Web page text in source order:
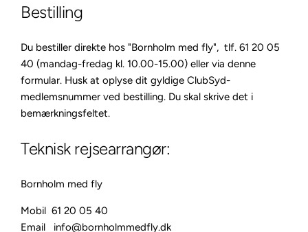
Bestilling
Du bestiller direkte hos "Bornholm med fly", tlf. 61 20 05
40 (mandag-fredag kl. 10.00-15.00) eller via denne
formular. Husk at oplyse dit gyldige ClubSyd-
medlemsnummer ved bestilling. Du skal skrive det i
bemærkningsfeltet.
Teknisk rejsearrangør:
Bornholm med fly
Mobil 61 20 05 40
Email info@bornholmmedfly.dk